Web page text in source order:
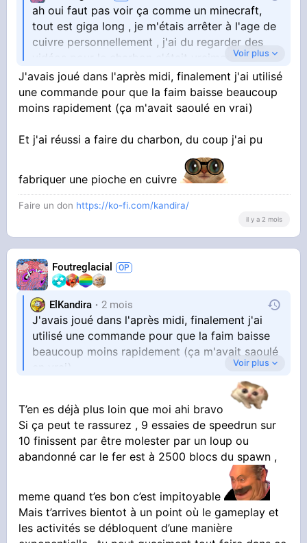
ah oui faut pas voir ça comme un minecraft,
tout est giga long , je m'étais arrêter à l'age de
cuivre personnellement , j'ai du regarder des
vidéos pour le charbon c'était vraiment pas
évident (faut tout cramer en asphyxie si je ne
dit pas de connerie) y'a eu une nouvelle mise à
jour qui facilite beaucoup plus l'accès à la
nourriture si tu veut
La plupart de la communauté joue avec des
addons et divers autres mods, j'ai entendu dire
que le minage et la prospection est atrocement
réaliste, avec fonderie super complexe où tu
manipule de A à Z la température/la forme/le
maillage
J'ai abandonné car la communauté française
est pas très bien développé, et celle
anglophone un peu trop sectaire
Voir plus
J'avais joué dans l'après midi, finalement j'ai utilisé
une commande pour que la faim baisse beaucoup
moins rapidement (ça m'avait saoulé en vrai)
Et j'ai réussi a faire du charbon, du coup j'ai pu
fabriquer une pioche en cuivre
Faire un don https://ko-fi.com/kandira/
il y a 2 mois
Foutreglacial
ElKandira 2 mois
J'avais joué dans l'après midi, finalement j'ai
utilisé une commande pour que la faim baisse
beaucoup moins rapidement (ça m'avait saoulé
en vrai)
Et j'ai réussi a faire du charbon, du coup j'ai pu
fabriquer une pioche en cuivre
Voir plus
T’en es déjà plus loin que moi ahi bravo
Si ça peut te rassurez , 9 essaies de speedrun sur
10 finissent par être molester par un loup ou
abandonné car le fer est à 2500 blocs du spawn ,
meme quand t’es bon c’est impitoyable
Mais t’arrives bientot à un point où le gameplay et
les activités se débloquent d’une manière